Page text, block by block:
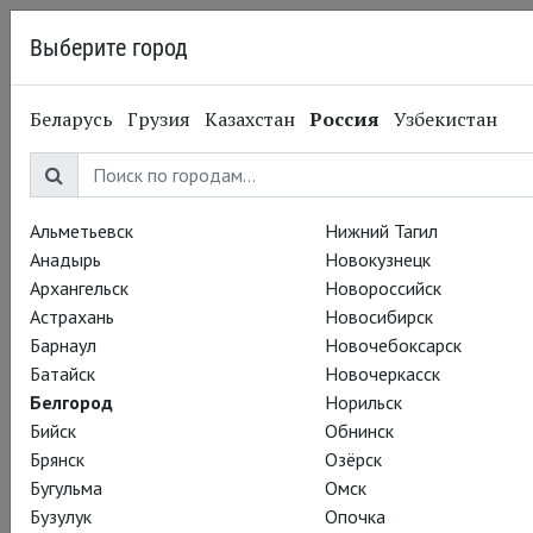
28.11.2016 Театр «Метрополитен-опера»
Репетиции оперы
"Любовь издалека" в
Метрополитен в
полном разгаре
Опера "Любовь издалека" основана на знаменитом
двенадцатом веке.
Знаменитый трубадур, принц Блайи, Жоффруа Рюдель
Выберите город
Беларусь Грузия Казахстан Россия Узбекистан
Альметьевск
Анадырь
Архангельск
Астрахань
Барнаул
Батайск
Белгород
Бийск
Брянск
Бугульма
Бузулук
Нижний Тагил
Новокузнецк
Новороссийск
Новосибирск
Новочебоксарск
Новочеркасск
Норильск
Обнинск
Озёрск
Омск
Опочка